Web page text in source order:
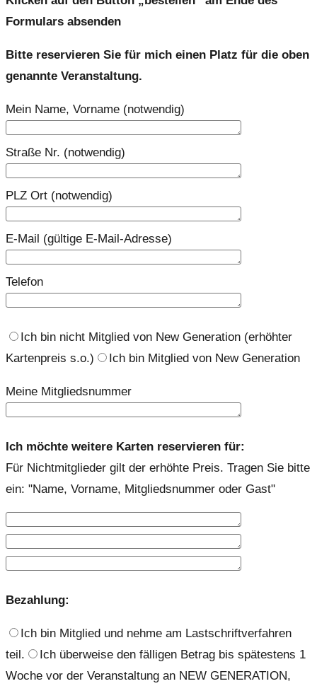
Formulars absenden
Bitte reservieren Sie für mich einen Platz für die oben
genannte Veranstaltung.
Mein Name, Vorname (notwendig)
Straße Nr. (notwendig)
PLZ Ort (notwendig)
E-Mail (gültige E-Mail-Adresse)
Telefon
Ich bin nicht Mitglied von New Generation (erhöhter
Kartenpreis s.o.)
Ich bin Mitglied von New Generation
Meine Mitgliedsnummer
Ich möchte weitere Karten reservieren für:
Für Nichtmitglieder gilt der erhöhte Preis. Tragen Sie bitte
ein: "Name, Vorname, Mitgliedsnummer oder Gast"
Bezahlung:
Ich bin Mitglied und nehme am Lastschriftverfahren
teil.
Ich überweise den fälligen Betrag bis spätestens 1
Woche vor der Veranstaltung an NEW GENERATION,